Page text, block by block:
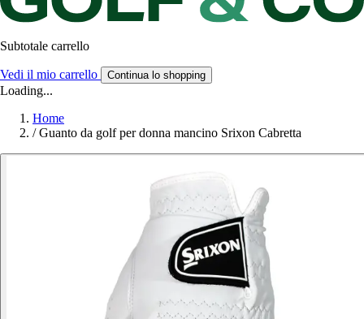
Subtotale carrello
Vedi il mio carrello Continua lo shopping
Loading...
Home
/ Guanto da golf per donna mancino Srixon Cabretta